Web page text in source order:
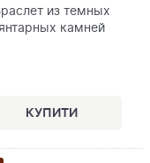
из темных
камней